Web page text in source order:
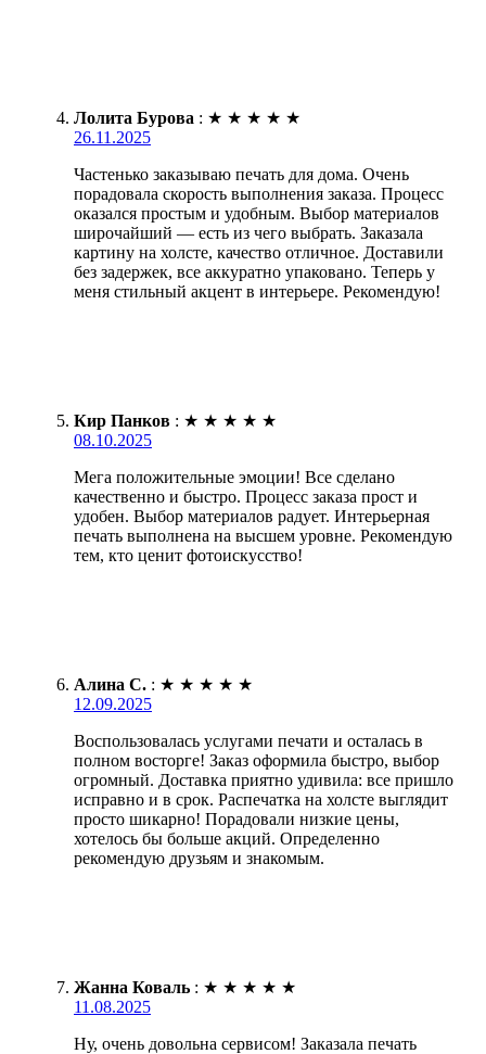
Лолита Бурова : ★ ★ ★ ★ ★
26.11.2025
Частенько заказываю печать для дома. Очень
порадовала скорость выполнения заказа. Процесс
оказался простым и удобным. Выбор материалов
широчайший — есть из чего выбрать. Заказала
картину на холсте, качество отличное. Доставили
без задержек, все аккуратно упаковано. Теперь у
меня стильный акцент в интерьере. Рекомендую!
Кир Панков : ★ ★ ★ ★ ★
08.10.2025
Мега положительные эмоции! Все сделано
качественно и быстро. Процесс заказа прост и
удобен. Выбор материалов радует. Интерьерная
печать выполнена на высшем уровне. Рекомендую
тем, кто ценит фотоискусство!
Алина С. : ★ ★ ★ ★ ★
12.09.2025
Воспользовалась услугами печати и осталась в
полном восторге! Заказ оформила быстро, выбор
огромный. Доставка приятно удивила: все пришло
исправно и в срок. Распечатка на холсте выглядит
просто шикарно! Порадовали низкие цены,
хотелось бы больше акций. Определенно
рекомендую друзьям и знакомым.
Жанна Коваль : ★ ★ ★ ★ ★
11.08.2025
Ну, очень довольна сервисом! Заказала печать